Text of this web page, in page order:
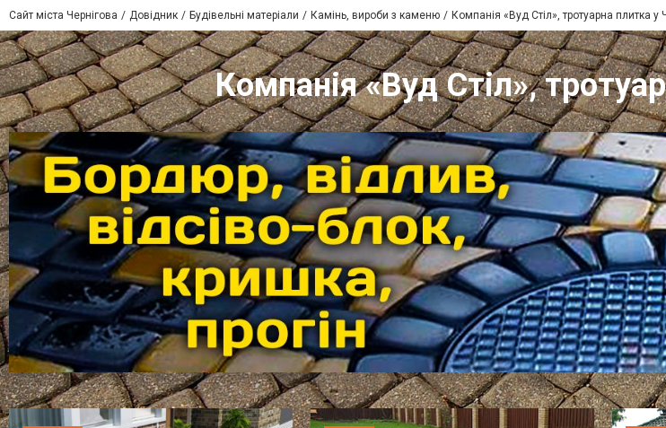
Сайт міста Чернігова Довідник Будівельні матеріали Камінь, вироби з каменю Компанія «Вуд Стіл», тротуарна плитка у
Компанія «Вуд Стіл»,